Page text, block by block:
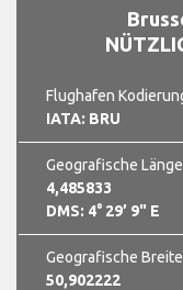
Flughafen
IATA: BRU
Geografische Länge
4,485833
DMS: 4° 29’ 9" E
Geografische Breite
50,902222